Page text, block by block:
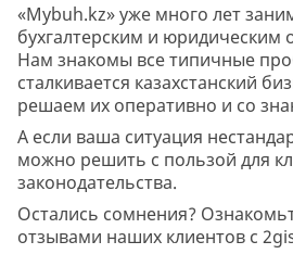
«Mybuh.kz» уже много лет
бухгалтерским и
Нам знакомы все типичные
сталкивается казахстанский
решаем их оперативно и со
А если ваша ситуация
можно решить с пользой для
законодательства.
Остались сомнения?
отзывами наших клиентов с